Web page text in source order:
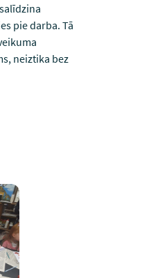
pie darba. Tā
neiztika bez